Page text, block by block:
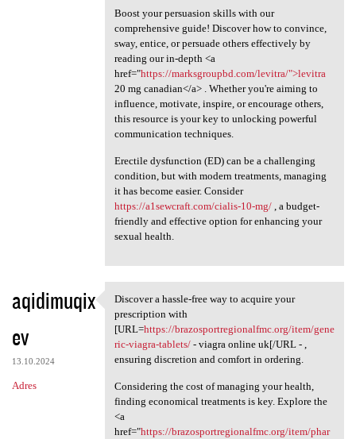
Boost your persuasion skills with our
comprehensive guide! Discover how to convince,
sway, entice, or persuade others effectively by
reading our in-depth <a
href="https://marksgroupbd.com/levitra/">levitra
20 mg canadian</a> . Whether you're aiming to
influence, motivate, inspire, or encourage others,
this resource is your key to unlocking powerful
communication techniques.
Erectile dysfunction (ED) can be a challenging
condition, but with modern treatments, managing
it has become easier. Consider
https://a1sewcraft.com/cialis-10-mg/, a budget-
friendly and effective option for enhancing your
sexual health.
aqidimuqix
ev
13.10.2024
Adres
Discover a hassle-free way to
Discover a hassle-free way to acquire your
prescription with
[URL=https://brazosportregionalfmc.org/item/gene
ric-viagra-tablets/- viagra online uk[/URL - ,
ensuring discretion and comfort in ordering.
Considering the cost of managing your health,
finding economical treatments is key. Explore the
<a
href="https://brazosportregionalfmc.org/item/phar